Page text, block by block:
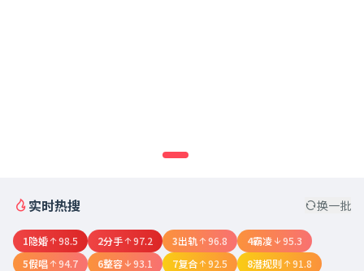
实时热搜 换一批
1隐婚 98.5 2分手 97.2 3出轨 96.8 4霸凌
95.3
5假唱 94.7 6整容 93.1 7复合 92.5 8潜规则
91.8